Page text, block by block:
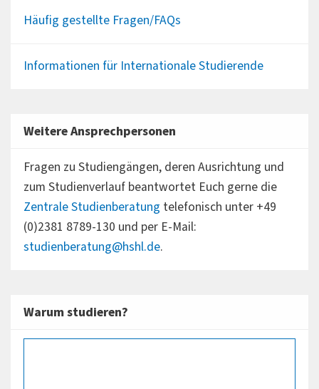
Häufig gestellte Fragen/FAQs
Informationen für Internationale Studierende
Weitere Ansprechpersonen
Fragen zu Studiengängen, deren Ausrichtung und
zum Studienverlauf beantwortet Euch gerne die
Zentrale Studienberatung telefonisch unter +49
(0)2381 8789-130 und per E-Mail:
studienberatung@hshl.de.
Warum studieren?